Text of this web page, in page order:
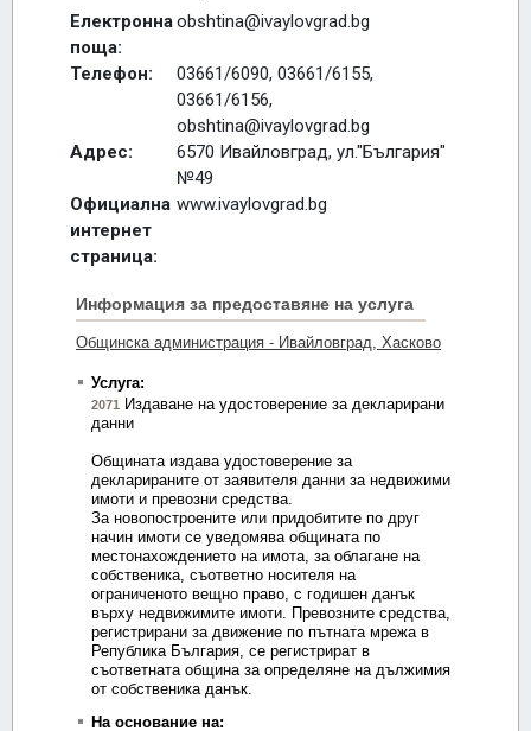
Електронна
поща:
obshtina@ivaylovgrad.bg
Телефон:
03661/6090, 03661/6155,
03661/6156,
obshtina@ivaylovgrad.bg
Адрес:
6570 Ивайловград, ул."България"
№49
Официална
интернет
страница:
www.ivaylovgrad.bg